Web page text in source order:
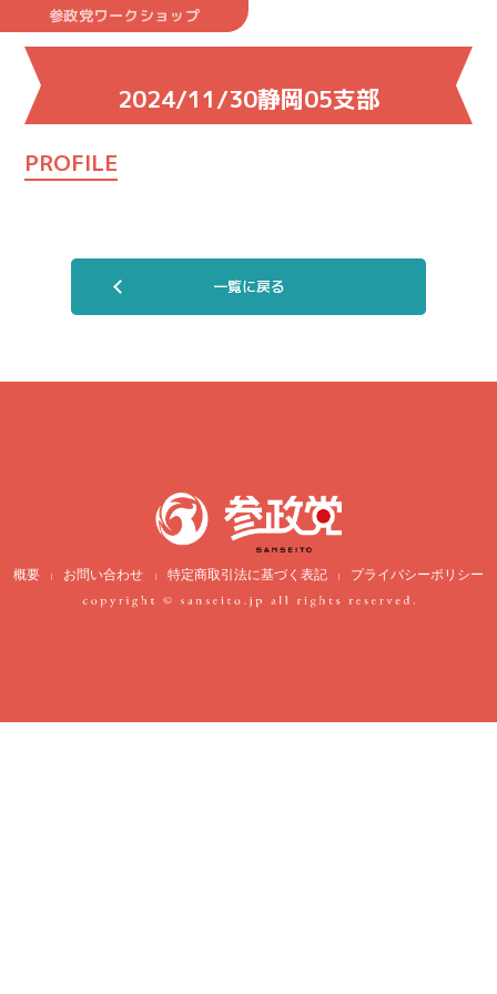
参政党ワークショップ
2024/11/30静岡05支部
PROFILE
一覧に戻る
概要 | お問い合わせ | 特定商取引法に基づく表記 | プライバシーポリシー